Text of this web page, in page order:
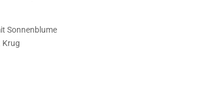
Sonnenblume
Krug